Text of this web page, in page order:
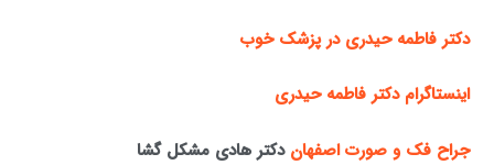
دکتر فاطمه حیدری در پزشک خوب
اینستاگرام دکتر فاطمه حیدری
جراح فک و صورت اصفهان دکتر هادی مشکل گشا